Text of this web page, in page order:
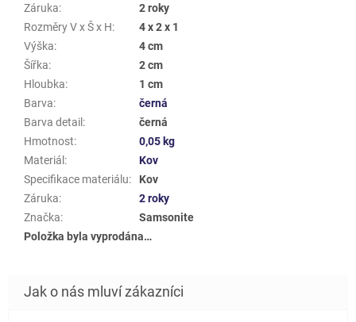
Záruka:
2 roky
Rozměry V x Š x H:
4 x 2 x 1
Výška:
4 cm
Šířka:
2 cm
Hloubka:
1 cm
Barva:
černá
Barva detail :
černá
Hmotnost:
0,05 kg
Materiál :
Kov
Specifikace materiálu:
Kov
Záruka:
2 roky
Značka:
Samsonite
Položka byla vyprodána…